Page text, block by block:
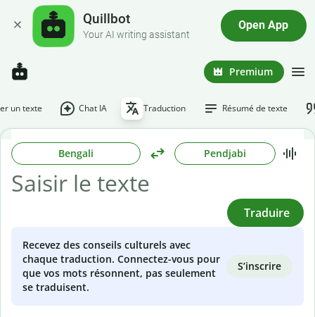
Quillbot
Your AI writing assistant
Open App
Premium
un texte Chat IA Traduction Résumé de texte
Bengali Pendjabi
Traduire
Recevez des conseils culturels avec
chaque traduction. Connectez-vous pour
que vos mots résonnent, pas seulement
se traduisent.
S’inscrire